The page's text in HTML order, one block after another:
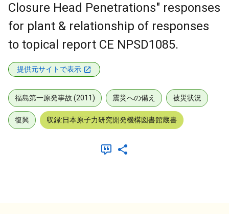
Closure Head Penetrations" responses
for plant & relationship of responses
to topical report CE NPSD1085.
提供元サイトで表示
福島第一原発事故 (2011) 震災への備え 被災状況
復興 収録:日本原子力研究開発機構図書館蔵書